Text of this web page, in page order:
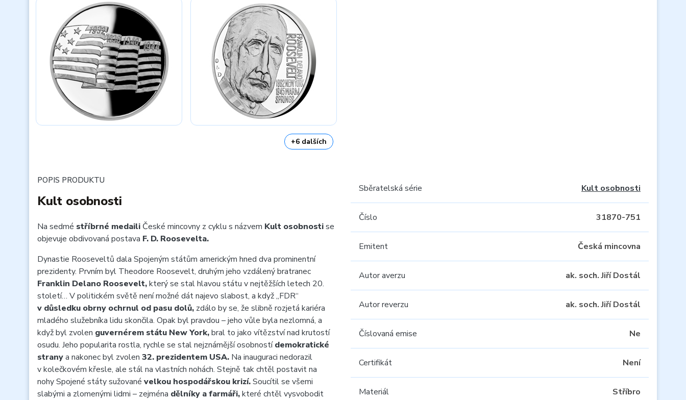
+6 dalších
POPIS PRODUKTU
Kult osobnosti
Na sedmé stříbrné medaili České mincovny z cyklu s názvem Kult osobnostise
objevuje obdivovaná postava F. D. Roosevelta.
Dynastie Rooseveltů dala Spojeným státům americkým hned dva prominentní
prezidenty. Prvním byl Theodore Roosevelt, druhým jeho vzdálený bratranec
Franklin Delano Roosevelt,který se stal hlavou státu v nejtěžších letech 20.
století… V politickém světě není možné dát najevo slabost, a když „FDR“
v důsledku obrny ochrnul od pasu dolů, zdálo by se, že slibně rozjetá kariéra
mladého služebníka lidu skončila. Opak byl pravdou – jeho vůle byla nezlomná, a
když byl zvolen guvernérem státu New York,bral to jako vítězství nad krutostí
osudu. Jeho popularita rostla, rychle se stal nejznámější osobnostídemokratické
stranya nakonec byl zvolen 32. prezidentem USA. Na inauguraci nedorazil
v kolečkovém křesle, ale stál na vlastních nohách. Stejně tak chtěl postavit na
nohy Spojené státy sužované velkou hospodářskou krizí.Soucítil se všemi
slabými a zlomenými lidmi – zejména dělníky a farmáři,které chtěl vysvobodit
Sběratelská série Kult osobnosti
Číslo 31870-751
Emitent Česká mincovna
Autor averzu ak. soch. Jiří Dostál
Autor reverzu ak. soch. Jiří Dostál
Číslovaná emise Ne
Certifikát Není
Materiál Stříbro